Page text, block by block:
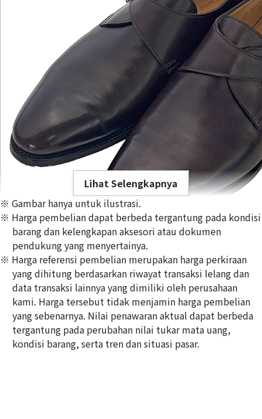
John Lobb JERMYN2 Side Monk
Referensi Harga Buyback
10.290.371
Lihat Selengkapnya
※ Gambar hanya untuk ilustrasi.
※ Harga pembelian dapat berbeda tergantung pada kondisi
barang dan kelengkapan aksesori atau dokumen
pendukung yang menyertainya.
※ Harga referensi pembelian merupakan harga perkiraan
yang dihitung berdasarkan riwayat transaksi lelang dan
data transaksi lainnya yang dimiliki oleh perusahaan
kami. Harga tersebut tidak menjamin harga pembelian
yang sebenarnya. Nilai penawaran aktual dapat berbeda
tergantung pada perubahan nilai tukar mata uang,
kondisi barang, serta tren dan situasi pasar.